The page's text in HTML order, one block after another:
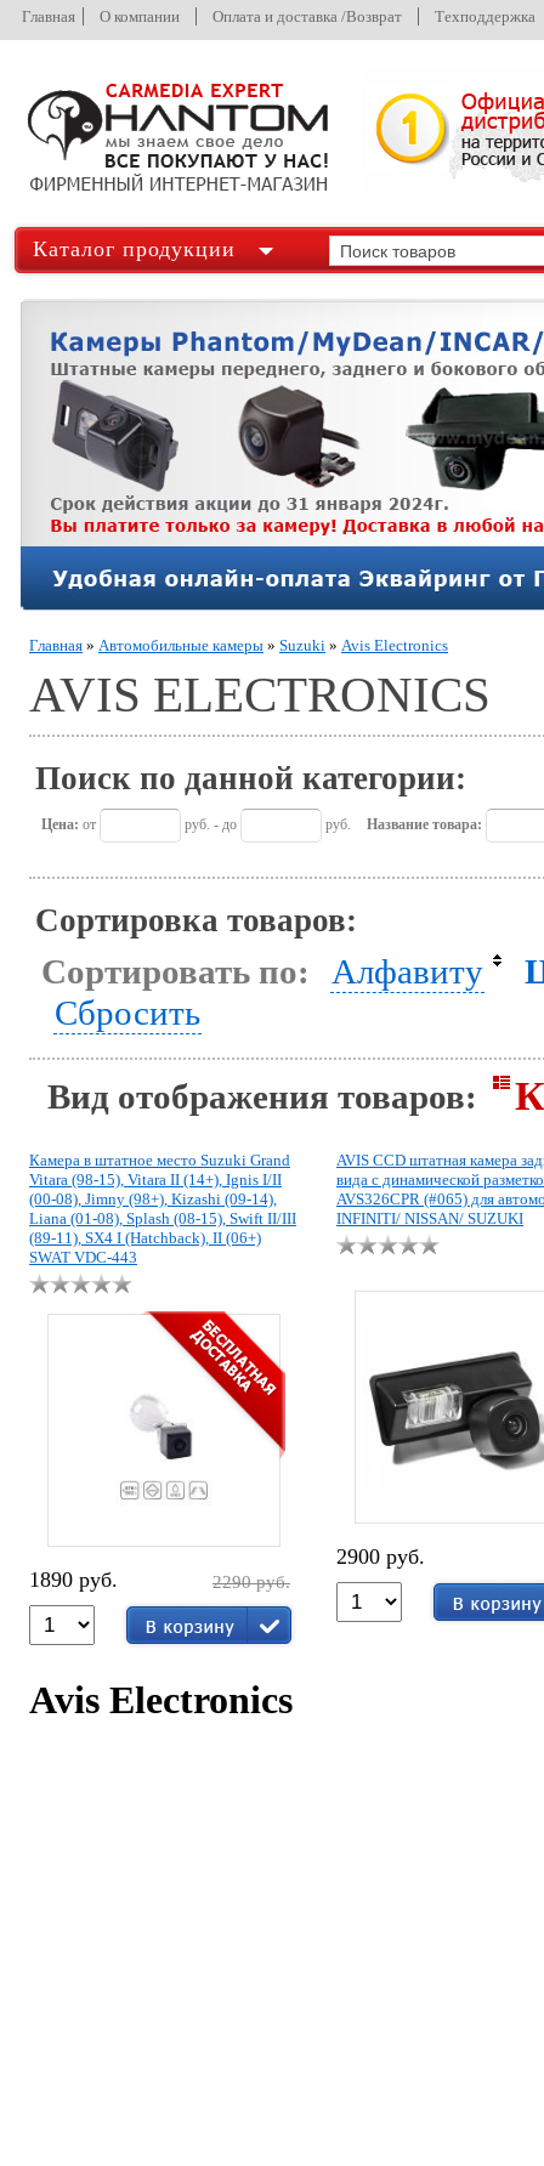
Главная О компании Оплата и доставка /Возврат Техподдержка
Каталог продукции
Главная » Автомобильные камеры » Suzuki » Avis Electronics
AVIS ELECTRONICS
Поиск по данной категории:
Цена: от руб. - до руб. Название товара:
Сортировка товаров:
Сортировать по: Алфавиту
Сбросить
Вид отображения товаров:
Камера в штатное место Suzuki Grand
Vitara (98-15), Vitara II (14+), Ignis I/II
(00-08), Jimny (98+), Kizashi (09-14),
Liana (01-08), Splash (08-15), Swift II/III
(89-11), SX4 I (Hatchback), II (06+)
SWAT VDC-443
1890 руб. 2290 руб.
AVIS CCD штатная камера
вида с динамической
AVS326CPR (#065) для
INFINITI/ NISSAN/ SUZUKI
2900 руб.
Avis Electronics